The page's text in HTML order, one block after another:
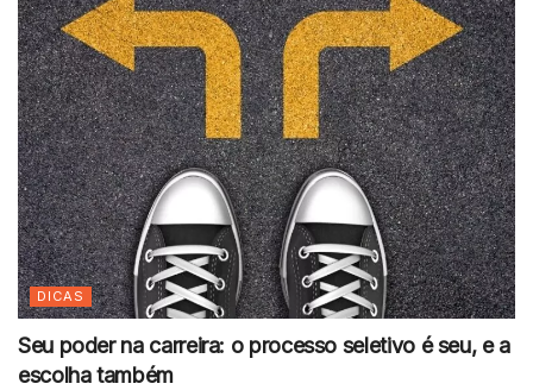
DICAS
Seu poder na carreira: o processo seletivo é seu, e a
escolha também